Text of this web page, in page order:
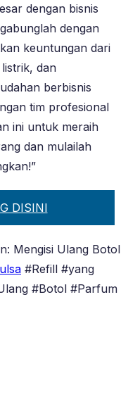
dengan bisnis
dengan
keuntungan dari
dan
berbisnis
tim profesional
ini untuk meraih
dan mulailah
DISINI
Mengisi Ulang Botol
#Refill #yang
#Botol #Parfum